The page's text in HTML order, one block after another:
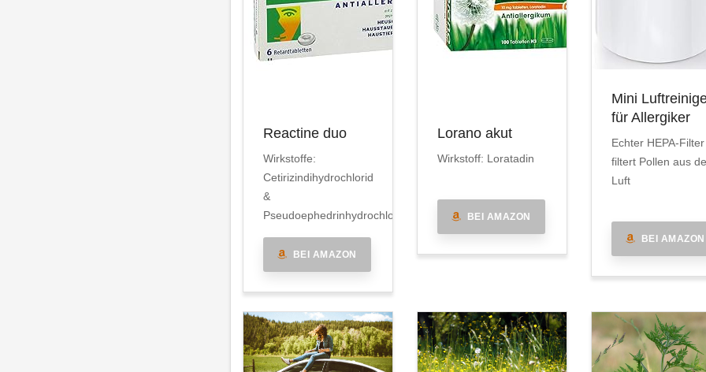
Reactine duo
Wirkstoffe:
Cetirizindihydrochlorid
&
Pseudoephedrinhydrochlorid
BEI AMAZON
Lorano akut
Wirkstoff: Loratadin
BEI AMAZON
Mini
für Allergiker
Echter HEPA-Filter
filtert Pollen aus
Luft
BEI AMAZON